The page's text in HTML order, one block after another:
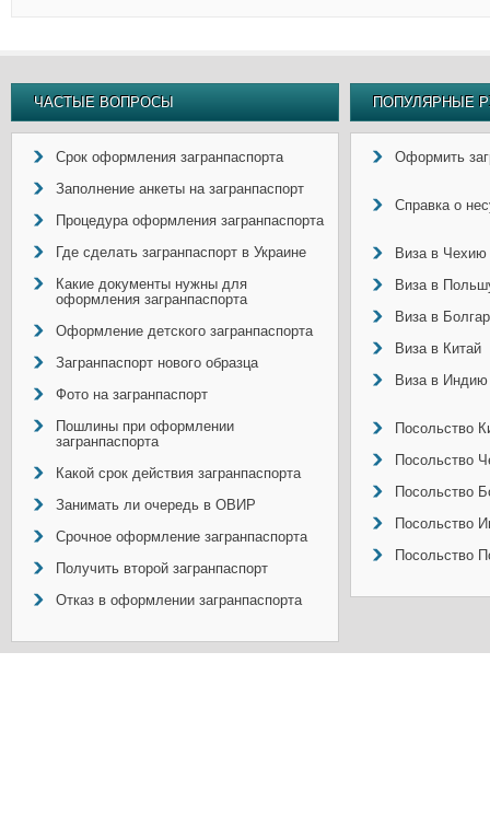
ЧАСТЫЕ ВОПРОСЫ
Срок оформления загранпаспорта
Заполнение анкеты на загранпаспорт
Процедура оформления загранпаспорта
Где сделать загранпаспорт в Украине
Какие документы нужны для
оформления загранпаспорта
Оформление детского загранпаспорта
Загранпаспорт нового образца
Фото на загранпаспорт
Пошлины при оформлении
загранпаспорта
Какой срок действия загранпаспорта
Занимать ли очередь в ОВИР
Срочное оформление загранпаспорта
Получить второй загранпаспорт
Отказ в оформлении загранпаспорта
ПОПУЛЯРНЫЕ
Оформить
Справка о
Виза в Чехию
Виза в
Виза в
Виза в Китай
Виза в Индию
Посольство
Посольство
Посольство
Посольство
Посольство